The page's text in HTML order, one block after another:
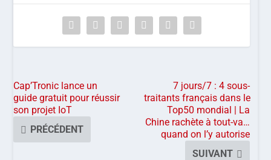
Cap’Tronic lance un
guide gratuit pour réussir
son projet IoT
PRÉCÉDENT
7 jours/7 : 4 sous-
traitants français dans le
Top50 mondial | La
Chine rachète à tout-va…
quand on l’y autorise
SUIVANT